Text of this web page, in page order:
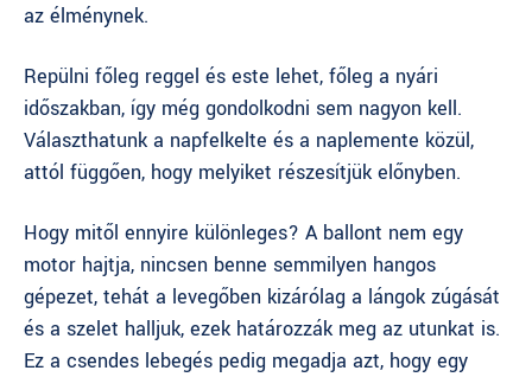
az élménynek.
Repülni főleg reggel és este lehet, főleg a nyári
időszakban, így még gondolkodni sem nagyon kell.
Választhatunk a napfelkelte és a naplemente közül,
attól függően, hogy melyiket részesítjük előnyben.
Hogy mitől ennyire különleges? A ballont nem egy
motor hajtja, nincsen benne semmilyen hangos
gépezet, tehát a levegőben kizárólag a lángok zúgását
és a szelet halljuk, ezek határozzák meg az utunkat is.
Ez a csendes lebegés pedig megadja azt, hogy egy